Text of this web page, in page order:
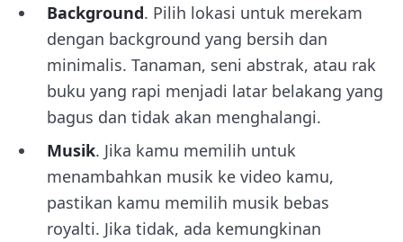
Background. Pilih lokasi untuk merekam
dengan background yang bersih dan
minimalis. Tanaman, seni abstrak, atau rak
buku yang rapi menjadi latar belakang yang
bagus dan tidak akan menghalangi.
Musik. Jika kamu memilih untuk
menambahkan musik ke video kamu,
pastikan kamu memilih musik bebas
royalti. Jika tidak, ada kemungkinan